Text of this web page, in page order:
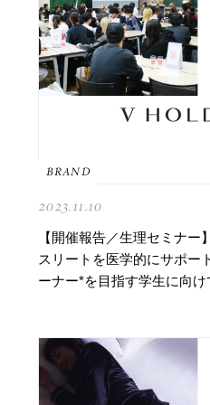
BRAND
2023.11.10
【開催報告／生理セミナー
スリートを医学的にサポー
ーナー*を目指す学生に向け